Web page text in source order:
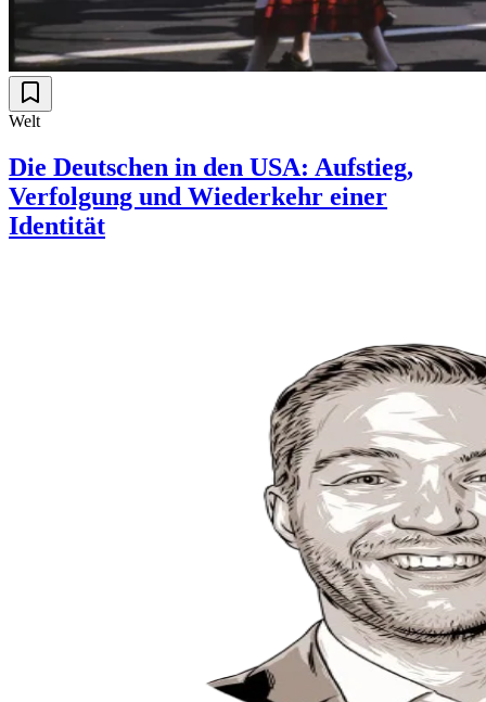
Welt
Die Deutschen in den USA: Aufstieg,
Verfolgung und Wiederkehr einer
Identität